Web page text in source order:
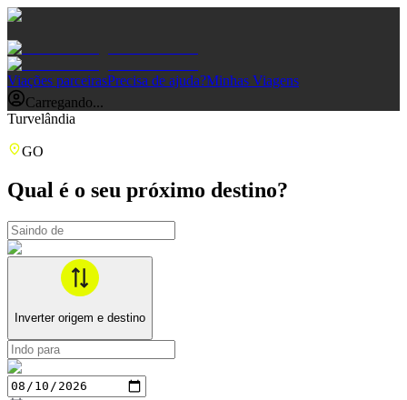
Viações parceirasPrecisa de ajuda?Minhas Viagens
Carregando...
Turvelândia
GO
Qual é o seu próximo destino?
Inverter origem e destino